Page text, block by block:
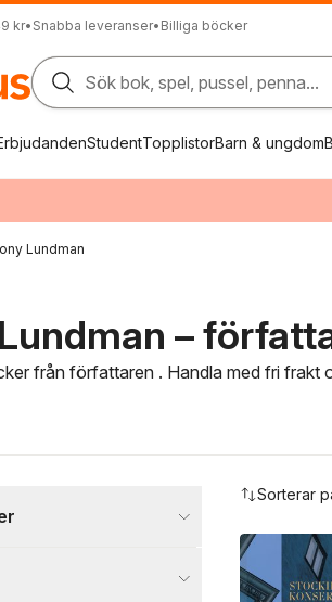
kr• Snabba leveranser• Billiga böcker
Sök bok, spel, pussel, penna...
StudentTopplistorBarn & ungdom
Lundman
–
från författaren . Handla med fri frakt
Sorterar